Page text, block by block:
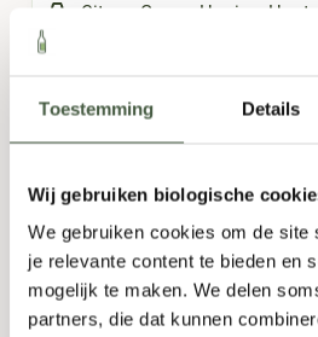
Toestemming Details
Wij gebruiken biologische
We gebruiken cookies om de site
je relevante content te bieden en
mogelijk te maken. We delen
partners, die dat kunnen
Citrus
Graan Honing Hout
89,95